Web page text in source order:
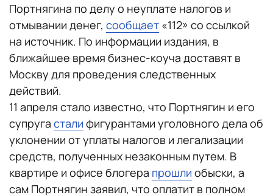
Портнягина по делу о неуплате налогов и
отмывании денег, сообщает «112» со ссылкой
на источник. По информации издания, в
ближайшее время бизнес-коуча доставят в
Москву для проведения следственных
действий.
11 апреля стало известно, что Портнягин и его
супруга стали фигурантами уголовного дела об
уклонении от уплаты налогов и легализации
средств, полученных незаконным путем. В
квартире и офисе блогера прошли обыски, а
сам Портнягин заявил, что оплатит в полном